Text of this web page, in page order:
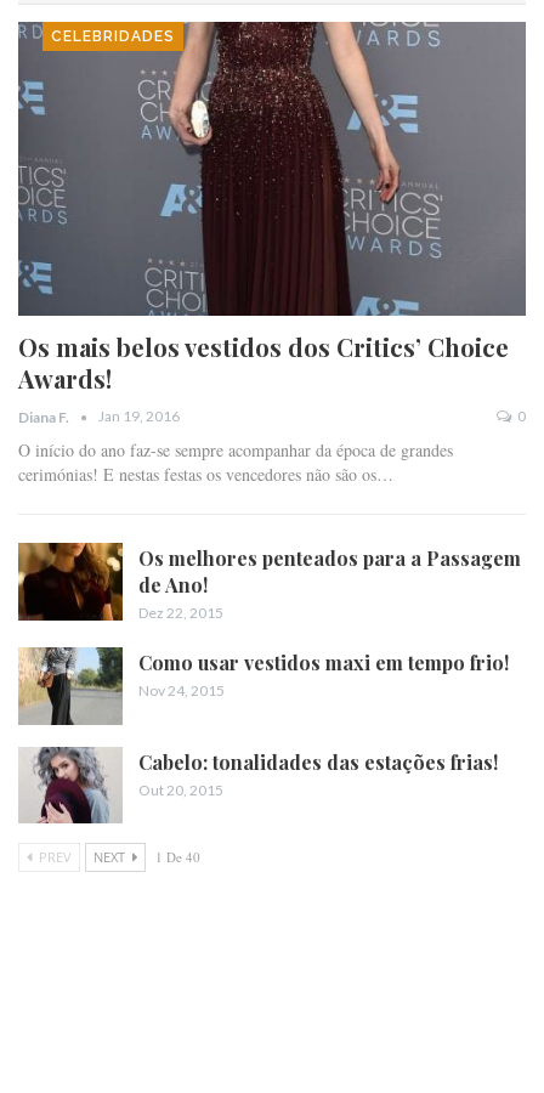
CELEBRIDADES
Os mais belos vestidos dos Critics’ Choice
Awards!
Diana F. Jan 19, 2016 0
O início do ano faz-se sempre acompanhar da época de grandes
cerimónias! E nestas festas os vencedores não são os…
Os melhores penteados para a Passagem
de Ano!
Dez 22, 2015
Como usar vestidos maxi em tempo frio!
Nov 24, 2015
Cabelo: tonalidades das estações frias!
Out 20, 2015
PREV NEXT 1 De 40